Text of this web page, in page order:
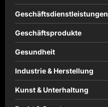
Geschäftsdienstleistungen
Geschäftsprodukte
Gesundheit
Industrie & Herstellung
Kunst & Unterhaltung